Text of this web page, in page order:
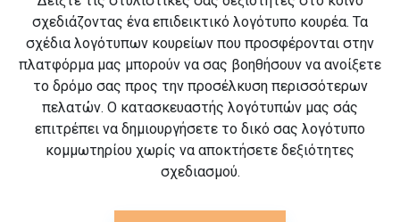
σχεδιάζοντας ένα επιδεικτικό λογότυπο κουρέα. Τα
σχέδια λογότυπων κουρείων που προσφέρονται στην
πλατφόρμα μας μπορούν να σας βοηθήσουν να ανοίξετε
το δρόμο σας προς την προσέλκυση περισσότερων
πελατών. Ο κατασκευαστής λογότυπών μας σάς
επιτρέπει να δημιουργήσετε το δικό σας λογότυπο
κομμωτηρίου χωρίς να αποκτήσετε δεξιότητες
σχεδιασμού.